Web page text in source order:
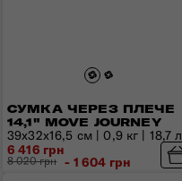
СУМКА ЧЕРЕЗ ПЛЕЧЕ
14,1" MOVE JOURNEY
39x32x16,5 см | 0,9 кг | 18,7 л
6 416 грн
8 020 грн - 1 604 грн